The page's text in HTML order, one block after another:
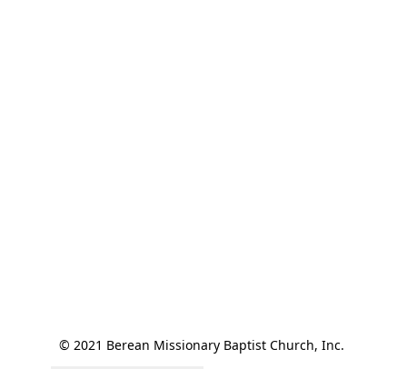
© 2021 Berean Missionary Baptist Church, Inc.